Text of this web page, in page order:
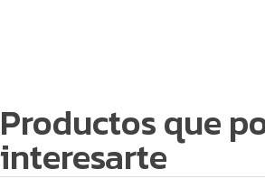
Productos que
interesarte